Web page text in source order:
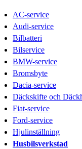
AC-service
Audi-service
Bilbatteri
Bilservice
BMW-service
Bromsbyte
Dacia-service
Däckskifte och
Fiat-service
Ford-service
Hjulinställning
Husbilsverkstad